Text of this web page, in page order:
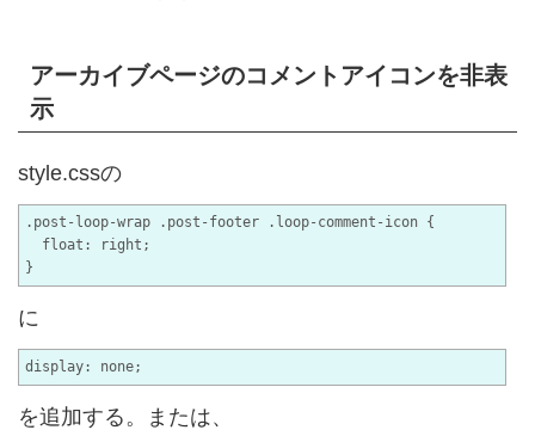
アーカイブページのコメントアイコンを非表
示
style.cssの
.post-loop-wrap .post-footer .loop-comment-icon {
  float: right;
に
を追加する。または、